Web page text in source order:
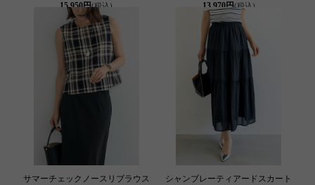
15,950円(税込)
13,970円(税込)
サマーチェックノースリブラウス
シャンブレーティアードスカート